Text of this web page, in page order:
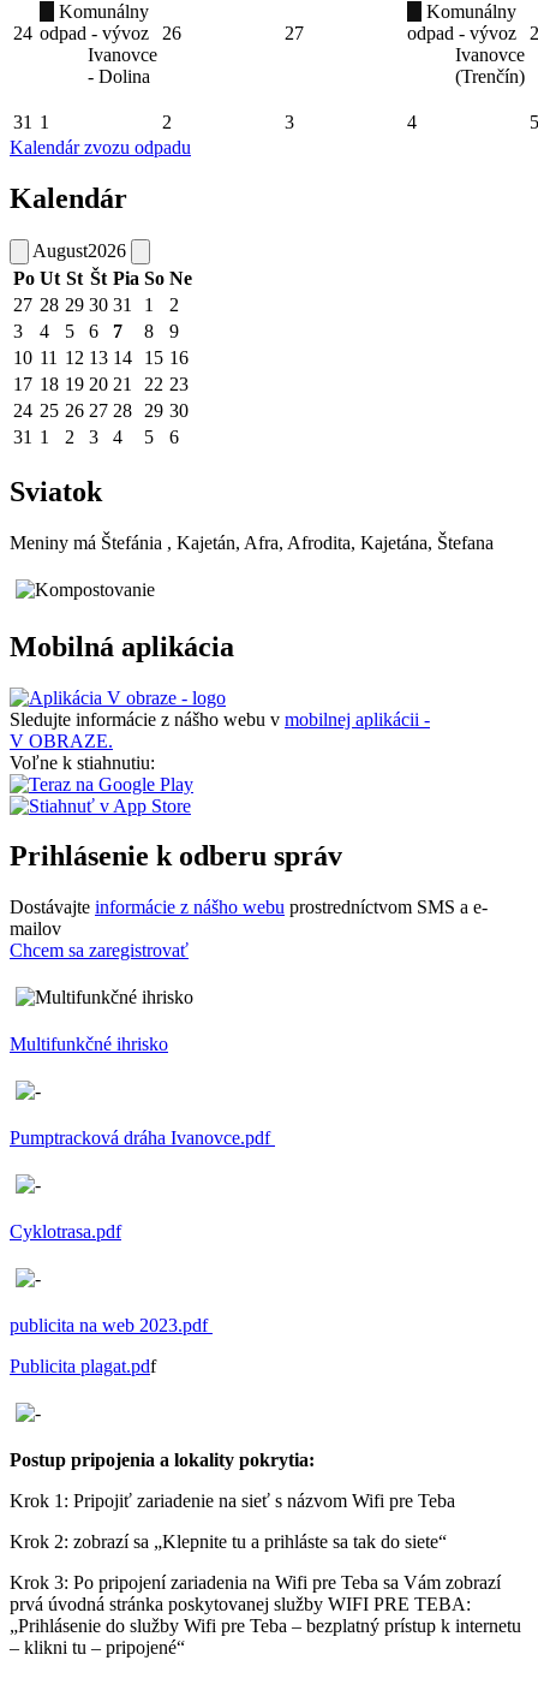
24
Komunálny
odpad - vývoz
Ivanovce
- Dolina
26 27
Komunálny
odpad - vývoz
Ivanovce
(Trenčín)
31 1 2 3 4
5
Kalendár zvozu odpadu
Kalendár
August2026
Po Ut St Št Pia So Ne
27 28 29 30 31 1
2
3
4 5 6 7 8
9
10 11 12 13 14 15 16
17 18 19 20 21 22 23
24 25 26 27 28 29 30
31 1 2 3 4 5 6
Sviatok
Meniny má Štefánia , Kajetán, Afra, Afrodita, Kajetána, Štefana
Mobilná aplikácia
Sledujte informácie z nášho webu v mobilnej aplikácii -
V OBRAZE.
Voľne k stiahnutiu:
Prihlásenie k odberu správ
Dostávajte informácie z nášho webu prostredníctvom SMS a e-
mailov
Chcem sa zaregistrovať
Multifunkčné ihrisko
Pumptracková dráha Ivanovce.pdf
Cyklotrasa.pdf
publicita na web 2023.pdf
Publicita plagat.pdf
Postup pripojenia a lokality pokrytia:
Krok 1: Pripojiť zariadenie na sieť s názvom Wifi pre Teba
Krok 2: zobrazí sa „Klepnite tu a prihláste sa tak do siete“
Krok 3: Po pripojení zariadenia na Wifi pre Teba sa Vám zobrazí
prvá úvodná stránka poskytovanej služby WIFI PRE TEBA:
„Prihlásenie do služby Wifi pre Teba – bezplatný prístup k internetu
– klikni tu – pripojené“